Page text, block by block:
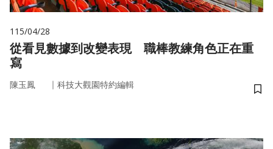
115/04/28
從看見數據到改變表現 職棒教練角色正在重
寫
陳玉鳳 ｜ 科技大觀園特約編輯
儲